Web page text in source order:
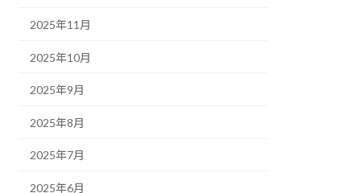
2025年11月
2025年10月
2025年9月
2025年8月
2025年7月
2025年6月